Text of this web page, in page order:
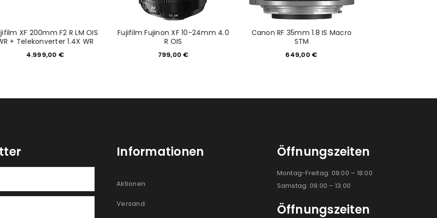
XF 200mm F2 R LM OIS
+ Telekonverter 1.4X WR
4.999,00 €
Fujifilm Fujinon XF 10-24mm 4.0
R OIS
799,00€
Canon RF 35mm 1.8 IS Macro
STM
649,00 €
Informationen
Aktionen
Versand
Öffnungszeiten
Montag-Freitag: 09:00 – 18:00
Samstag: 09:00 – 13:00
Öffnungszeiten